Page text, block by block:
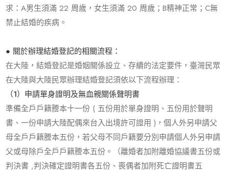
求：A男生須滿 22 周歲，女生須滿 20 周歲；B精神正常；C無
禁止結婚的疾病。
● 關於辦理結婚登記的相關流程：
在大陸，結婚登記是婚姻關係設立、存續的法定要件，臺灣民眾
在大陸與大陸民眾辦理結婚登記須依以下流程辦理：
（1）申請單身證明及無血親關係聲明書
準備全戶戶籍謄本十一份 ( 五份用於單身證明、五份用於聲明
書、一份申請大陸配偶來台入出境許可證用 )，個人外另申請父
母全戶戶籍謄本五份，若父母不同戶籍要分別申請個人外另申請
父或母除戶全戶戶籍謄本五份。（離婚者加附離婚協議書五份或
判決書 ,判決確定證明書各五份、喪偶者加附死亡證明書五